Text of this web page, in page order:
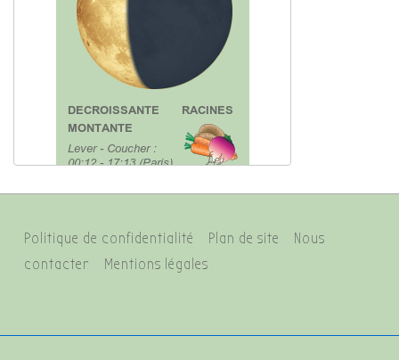
Menu
du
page
Politique de confidentialité Plan de site
Nous
contacter
Mentions légales